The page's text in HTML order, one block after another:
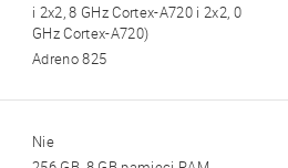
i 2x2, 8 GHz Cortex-A720 i 2x2, 0
GHz Cortex-A720)
Adreno 825
Nie